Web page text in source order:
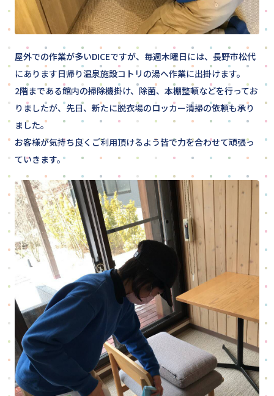
屋外での作業が多いDICEですが、毎週木曜日には、長野市松代
にあります日帰り温泉施設コトリの湯へ作業に出掛けます。
2階まである館内の掃除機掛け、除菌、本棚整頓などを行ってお
りましたが、先日、新たに脱衣場のロッカー清掃の依頼も承り
ました。
お客様が気持ち良くご利用頂けるよう皆で力を合わせて頑張っ
ていきます。